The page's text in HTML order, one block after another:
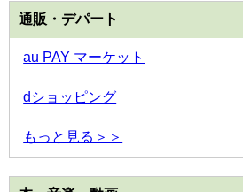
通販・デパート
au PAY マーケット
dショッピング
もっと見る＞＞